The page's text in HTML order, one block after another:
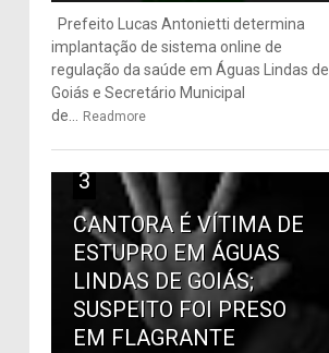
Prefeito Lucas Antonietti determina
implantação de sistema online de
regulação da saúde em Águas Lindas de
Goiás e Secretário Municipal
de...
Readmore
3
CANTORA É VÍTIMA DE
ESTUPRO EM ÁGUAS
LINDAS DE GOIÁS;
SUSPEITO FOI PRESO
EM FLAGRANTE